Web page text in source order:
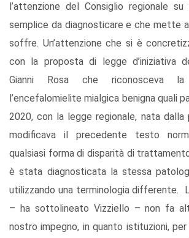
l’attenzione del Consiglio regionale
semplice da diagnosticare e che mette
soffre. Un’attenzione che si è
con la proposta di legge d’iniziativa
Gianni Rosa che riconosceva
l’encefalomielite mialgica benigna quali
2020, con la legge regionale, nata dalla
modificava il precedente testo
qualsiasi forma di disparità di
è stata diagnosticata la stessa
utilizzando una terminologia differente.
– ha sottolineato Vizziello – non fa
nostro impegno, in quanto istituzioni,